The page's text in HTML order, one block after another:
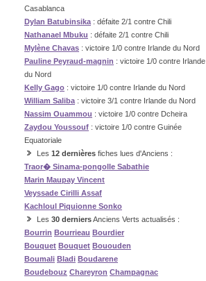
Casablanca
Dylan Batubinsika : défaite 2/1 contre Chili
Nathanael Mbuku : défaite 2/1 contre Chili
Mylène Chavas : victoire 1/0 contre Irlande du Nord
Pauline Peyraud-magnin : victoire 1/0 contre Irlande
du Nord
Kelly Gago : victoire 1/0 contre Irlande du Nord
William Saliba : victoire 3/1 contre Irlande du Nord
Nassim Ouammou : victoire 1/0 contre Dcheira
Zaydou Youssouf : victoire 1/0 contre Guinée
Equatoriale
Les 12 dernières fiches lues d'Anciens :
Traor� Sinama-pongolle Sabathie
Marin Maupay Vincent
Veyssade Cirilli Assaf
Kachloul Piquionne Sonko
Les 30 derniersAnciens Verts actualisés :
Bourrin Bourrieau Bourdier
Bouquet Bouquet Bououden
Boumali Bladi Boudarene
Boudebouz Chareyron Champagnac